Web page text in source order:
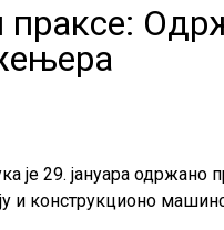
је 29. јануара одржано
и конструкционо